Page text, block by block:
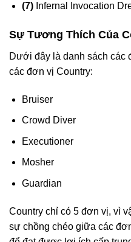
(7)Infernal Invocation
Sự Tương Thích Của
Dưới đây là danh sách các
các đơn vị Country:
Bruiser
Crowd Diver
Executioner
Mosher
Guardian
Country chỉ có 5 đơn vị, vì
sự chồng chéo giữa các